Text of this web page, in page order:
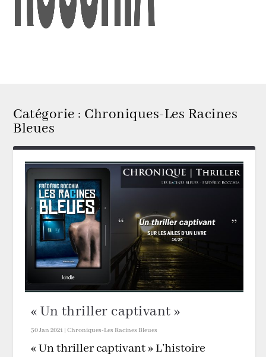
Catégorie : Chroniques-Les Racines
Bleues
« Un thriller captivant »
30 Jan 2021 |Chroniques-Les Racines Bleues
« Un thriller captivant » L’histoire